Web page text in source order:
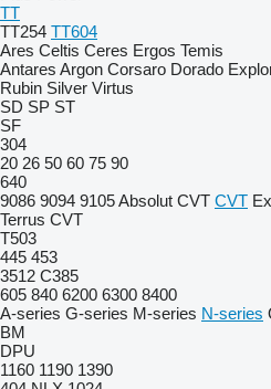
TT
TT254 TT604
Ares Celtis Ceres Ergos Temis
Antares Argon Corsaro Dorado
Rubin Silver Virtus
SD SP ST
SF
304
20 26 50 60 75 90
640
9086 9094 9105Absolut CVT CVT
Terrus CVT
T503
445 453
3512 C385
605 840 6200 6300 8400
A-series G-series M-series N-series
BM
DPU
1160 1190 1390